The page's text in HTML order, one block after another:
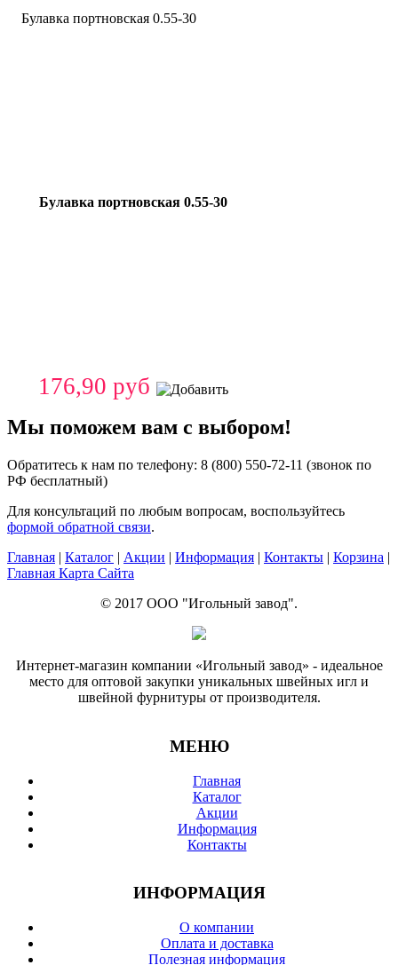
Булавка портновская 0.55-30
176,90 руб
Мы поможем вам с выбором!
Обратитесь к нам по телефону: 8 (800) 550-72-11 (звонок по
РФ бесплатный)
Для консультаций по любым вопросам, воспользуйтесь
формой обратной связи.
Главная | Каталог | Акции | Информация | Контакты | Корзина |
Главная Карта Сайта
© 2017 ООО "Игольный завод".
Интернет-магазин компании «Игольный завод» - идеальное
место для оптовой закупки уникальных швейных игл и
швейной фурнитуры от производителя.
МЕНЮ
Главная
Каталог
Акции
Информация
Контакты
ИНФОРМАЦИЯ
О компании
Оплата и доставка
Полезная информация